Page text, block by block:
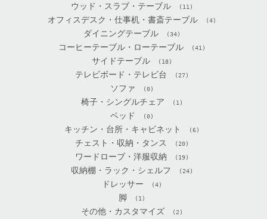
ウッド・スラブ・テーブル (11)
オフィスデスク・仕事机・書斎テーブル (4)
ダイニングテーブル (34)
コーヒーテーブル・ローテーブル (41)
サイドテーブル (18)
テレビボード・テレビ台 (27)
ソファ (0)
椅子・シングルチェア (1)
ベッド (0)
キッチン・台所・キャビネット (6)
チェスト・収納・タンス (20)
ワードローブ・洋服収納 (19)
収納棚・ラック・シェルフ (24)
ドレッサー (4)
脚 (1)
その他・カスタマイズ (2)